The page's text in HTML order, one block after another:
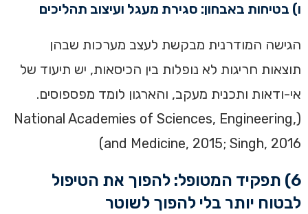
ו) בטיחות באבחון: סגירת מעגל ועיצוב תהליכים
הגישה המודרנית מבקשת לעצב מערכות שבהן
תוצאות חריגות לא נופלות בין הכיסאות, יש תיעוד של
אי-ודאות ותכנית מעקב, והארגון לומד מפספוסים.
(National Academies of Sciences, Engineering,
and Medicine, 2015; Singh, 2016)
6) תפקיד המטופל: להפוך את הטיפול
לבטוח יותר בלי להפוך לשוטר